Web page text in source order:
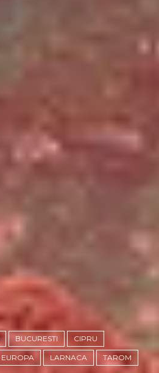
BUCURESTI CIPRU
EUROPA LARNACA TAROM